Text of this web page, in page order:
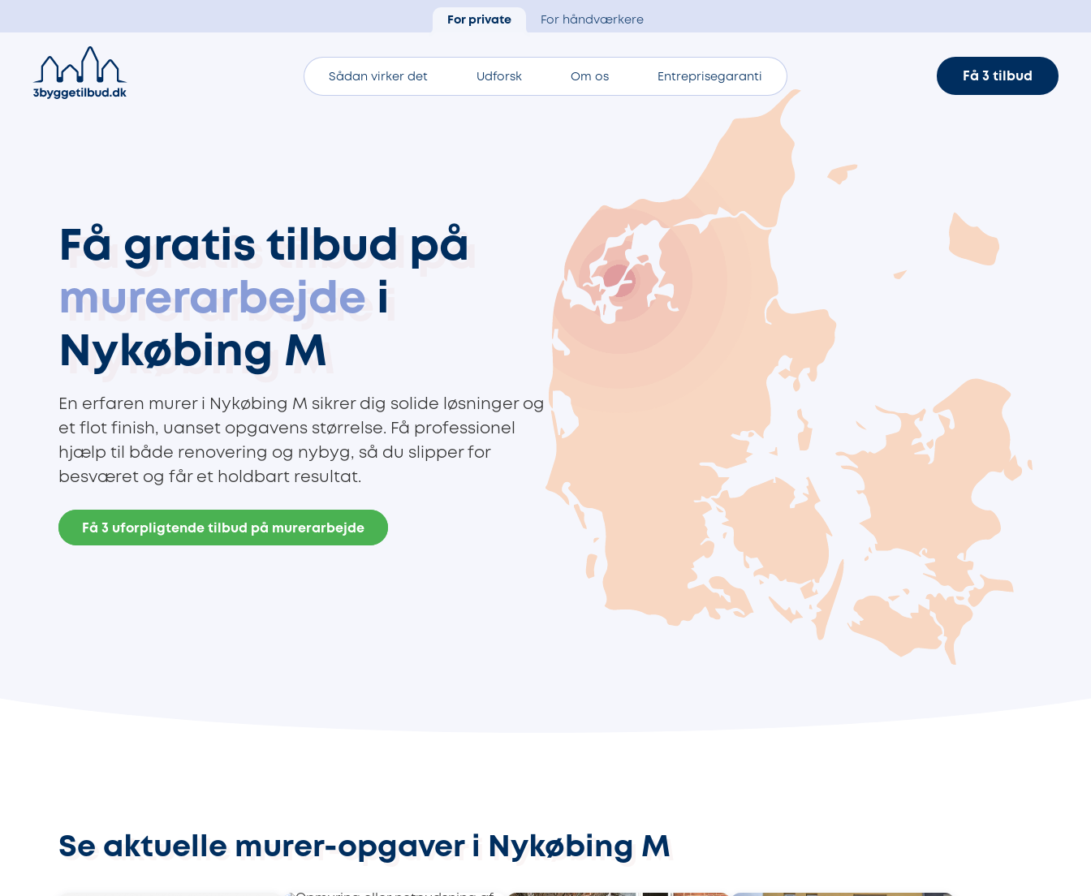
For private For håndværkere
Sådan virker det Udforsk Om os Entreprisegaranti Få 3 tilbud
Få gratis tilbud på
murerarbejde i
Nykøbing M
En erfaren murer i Nykøbing M sikrer dig solide løsninger og
et flot finish, uanset opgavens størrelse. Få professionel
hjælp til både renovering og nybyg, så du slipper for
besværet og får et holdbart resultat.
Få 3 uforpligtende tilbud på murerarbejde
Se aktuelle murer-opgaver i Nykøbing M